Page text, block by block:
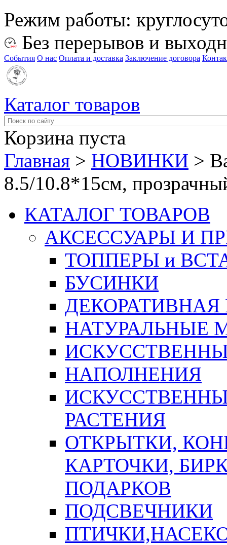
Режим работы:
Без перерывов и
События О нас Оплата и доставка Заключение договора
Каталог товаров
Корзина пуста
Главная > НОВИНКИ >
8.5/10.8*15см,
КАТАЛОГ ТОВАРОВ
АКСЕССУАРЫ И
ТОППЕРЫ и
БУСИНКИ
ДЕКОРАТИВНАЯ
НАТУРАЛЬНЫЕ
НАПОЛНЕНИЯ
РАСТЕНИЯ
ОТКРЫТКИ,
КАРТОЧКИ,
ПОДАРКОВ
ПОДСВЕЧНИКИ